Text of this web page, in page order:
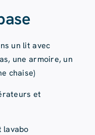
un lit avec
une armoire, un
chaise)
et
lavabo